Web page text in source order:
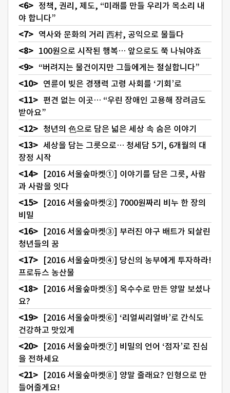
정책, 권리, 제도, “미래를 만들 우리가 목소리 내
야 합니다”
역사와 문화의 거리 西村, 공익으로 물들다
100원으로 시작된 행복… 앞으로도 쭉 나눠야죠
“버려지는 물건이지만 그들에게는 절실합니다”
연륜이 빚은 경쟁력 고령 사회를 ‘기회’로
편견 없는 이곳… “우린 장애인 고용해 장려금도
받아요”
청년의 色으로 담은 넓은 세상 속 숨은 이야기
세상을 담는 그릇으로… 청세담 5기, 6개월의 대
장정 시작
[2016 서울숲마켓①] 이야기를 담은 그릇, 사람
과 사람을 잇다
[2016 서울숲마켓②] 7000원짜리 비누 한 장의
비밀
[2016 서울숲마켓③] 부러진 야구 배트가 되살린
청년들의 꿈
[2016 서울숲마켓④] 당신의 농부에게 투자하라!
프로듀스 농산물
[2016 서울숲마켓⑤] 옥수수로 만든 양말 보셨나
요?
[2016 서울숲마켓⑥] ‘리얼씨리얼바’로 간식도
건강하고 맛있게
[2016 서울숲마켓⑦] 비밀의 언어 ‘점자’로 진심
을 전하세요
[2016 서울숲마켓⑧] 양말 줄래요? 인형으로 만
들어줄게요!